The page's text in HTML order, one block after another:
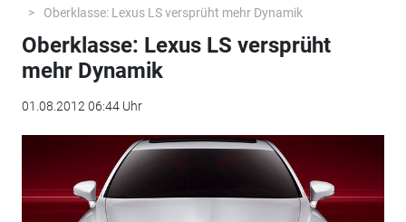
Oberklasse: Lexus LS versprüht mehr Dynamik
Oberklasse: Lexus LS versprüht
mehr Dynamik
01.08.2012 06:44 Uhr